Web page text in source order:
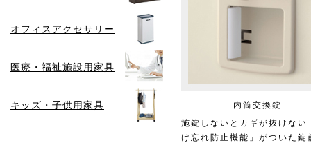
オフィスアクセサリー
医療・福祉施設用家具
キッズ・子供用家具
内筒交換錠
施錠しないとカギが抜けない
け忘れ防止機能」がついた錠